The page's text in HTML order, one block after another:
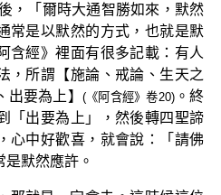
，「爾時大通智勝如來，默然
常是以默然的方式，也就是默
含經》裡面有很多記載：有人
，所謂【施論、戒論、生天之
要為上】 (《阿含經》卷20)。終
「出要為上」，然後轉四聖諦
心中好歡喜，就會說：「請佛
默然應許。